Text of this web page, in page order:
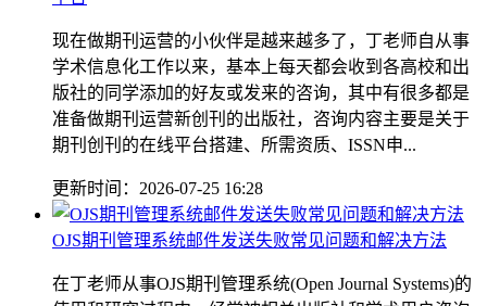
现在做期刊运营的小伙伴是越来越多了，丁老师自从事
学术信息化工作以来，基本上每天都会收到各高校和出
版社的同学添加的好友或发来的咨询，其中有很多都是
准备做期刊运营新创刊的出版社，咨询内容主要是关于
期刊创刊的在线平台搭建、所需资质、ISSN申...
更新时间：2026-07-25 16:28
OJS期刊管理系统邮件发送失败常见问题和解决方法
在丁老师从事OJS期刊管理系统(Open Journal Systems)的